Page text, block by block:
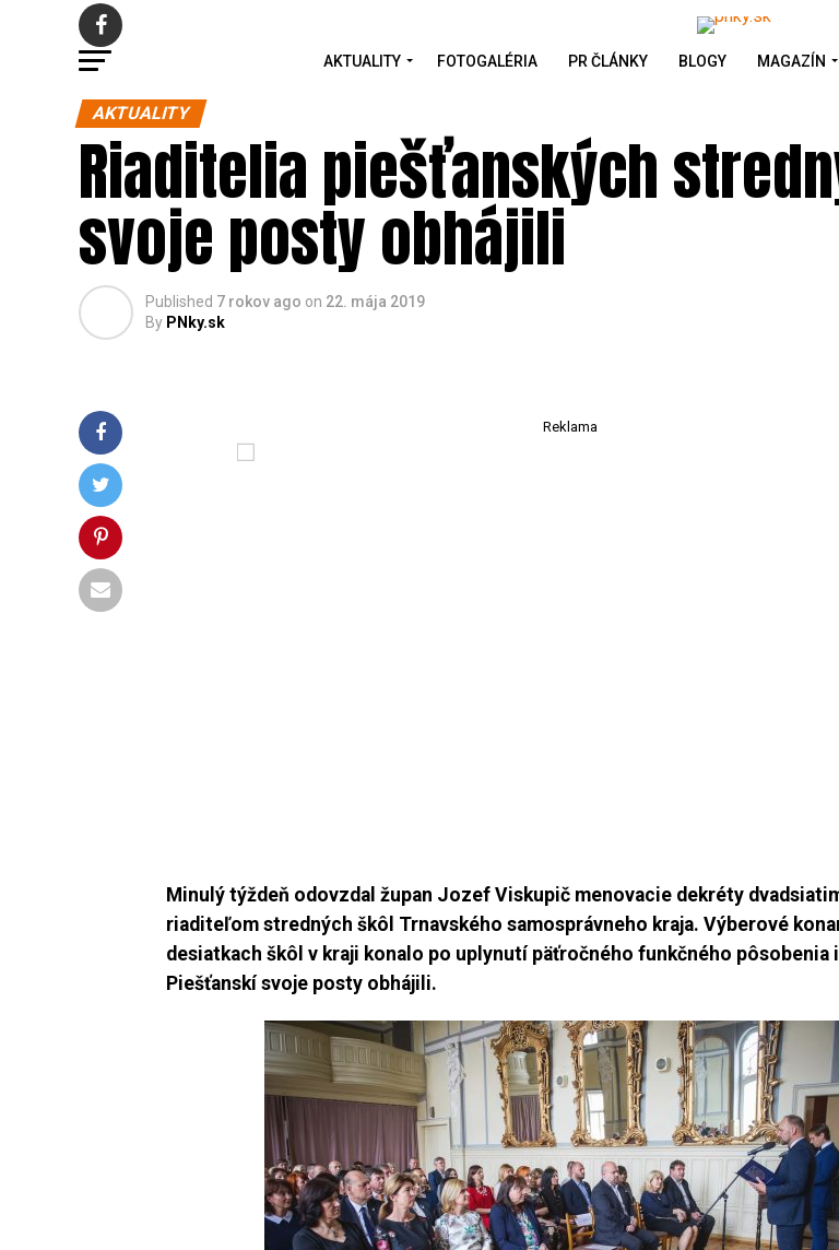
AKTUALITY FOTOGALÉRIA PR ČLÁNKY BLOGY MAGAZÍN
AKTUALITY
Riaditelia piešťanských
svoje posty obhájili
Published 7 rokov ago on 22. mája 2019
By PNky.sk
Reklama
Minulý týždeň odovzdal župan Jozef Viskupič menovacie dekréty
riaditeľom stredných škôl Trnavského samosprávneho kraja. Výberové
desiatkach škôl v kraji konalo po uplynutí päťročného funkčného pôsobenia
Piešťanskí svoje posty obhájili.